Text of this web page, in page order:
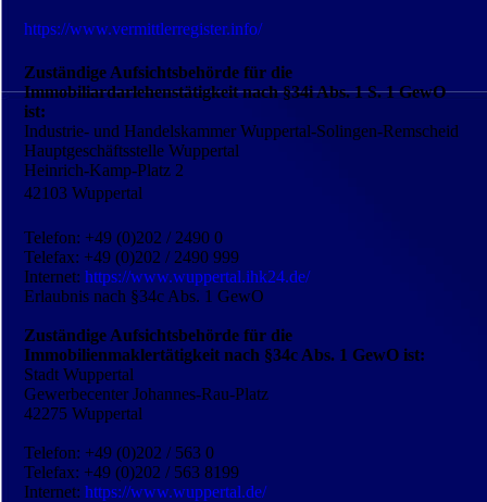
https://www.vermittlerregister.info/
Zuständige Aufsichtsbehörde für die
Immobiliardarlehenstätigkeit nach §34i Abs. 1 S. 1 GewO
ist:
Industrie- und Handelskammer Wuppertal-Solingen-Remscheid
Hauptgeschäftsstelle Wuppertal
Heinrich-Kamp-Platz 2
42103 Wuppertal
Telefon: +49 (0)202 / 2490 0
Telefax: +49 (0)202 / 2490 999
Internet:https://www.wuppertal.ihk24.de/
Erlaubnis nach §34c Abs. 1 GewO
Zuständige Aufsichtsbehörde für die
Immobilienmaklertätigkeit nach §34c Abs. 1 GewO ist:
Stadt Wuppertal
Gewerbecenter Johannes-Rau-Platz
42275 Wuppertal
Telefon: +49 (0)202 / 563 0
Telefax: +49 (0)202 / 563 8199
Internet:https://www.wuppertal.de/